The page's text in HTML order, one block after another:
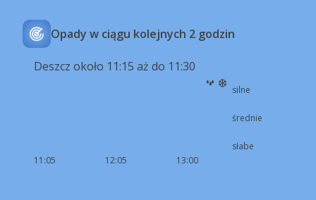
Opady w ciągu kolejnych 2 godzin
Deszcz około 11:15 aż do 11:30
11:05 12:05 13:00
silne
średnie
słabe